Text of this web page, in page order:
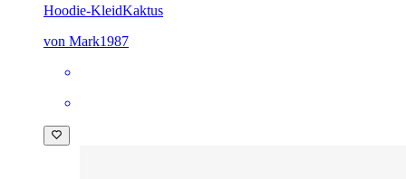
Hoodie-KleidKaktus
von Mark1987